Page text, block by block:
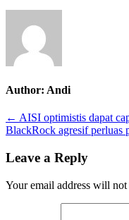
Author: Andi
Post
navigation
← AISI optimistis dapat
BlackRock agresif perluas
Leave a Reply
Your email address will not